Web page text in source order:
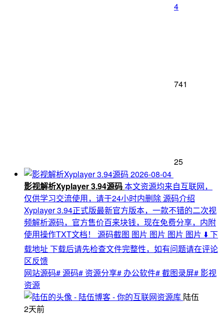
4
741
25
2026-08-04
影视解析Xyplayer 3.94源码本文资源均来自互联网，
仅供学习交流使用，请于24小时内删除 源码介绍
Xyplayer 3.94正式版最新官方版本，一款不错的二次视
频解析源码，官方售价百来块钱，现在免费分享，内附
使用操作TXT文档！ 源码截图 图片 图片 图片 图片 ⬇️ 下
载地址 下载后请先检查文件完整性，如有问题请在评论
区反馈
网站源码# 源码# 资源分享# 办公软件# 截图录屏# 影视
资源
陆伍
2天前